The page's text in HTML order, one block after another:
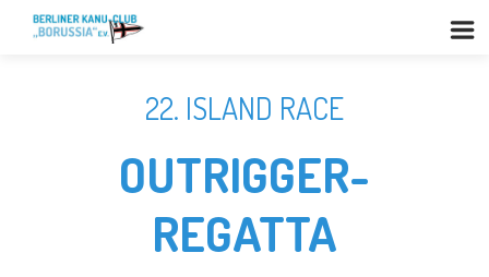
22. ISLAND RACE
OUTRIGGER-
REGATTA